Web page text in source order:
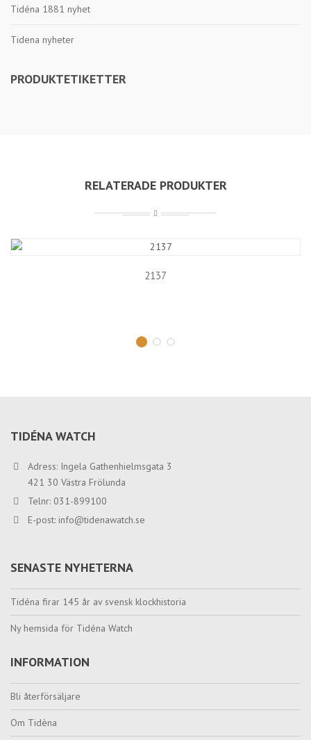
Tidéna 1881 nyhet
Tidena nyheter
PRODUKTETIKETTER
RELATERADE PRODUKTER
2137
TIDÉNA WATCH
Adress: Ingela Gathenhielmsgata 3
421 30 Västra Frölunda
Telnr: 031-899100
E-post: info@tidenawatch.se
SENASTE NYHETERNA
Tidéna firar 145 år av svensk klockhistoria
Ny hemsida för Tidéna Watch
INFORMATION
Bli återförsäljare
Om Tidèna